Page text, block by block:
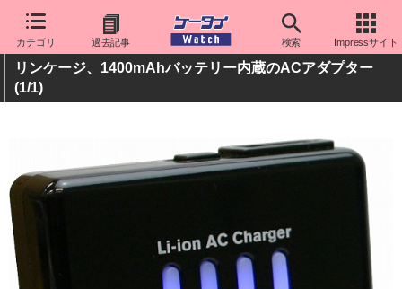
カテゴリ 過去記事 検索 Impressサイト
リンケージ、1400mAhバッテリー内蔵のACアダプター
(1/1)